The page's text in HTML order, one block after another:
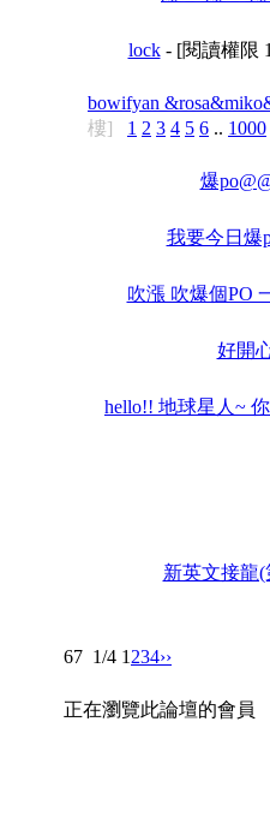
lock- [閱讀權限
bowifyan
樓]
1 2 3 4 5 6 .. 1000
爆
我要今日爆
吹漲 吹爆個PO
好開
hello!! 地球星人~
新英文接龍(
67 1/4 1 234››
正在瀏覽此論壇的會員